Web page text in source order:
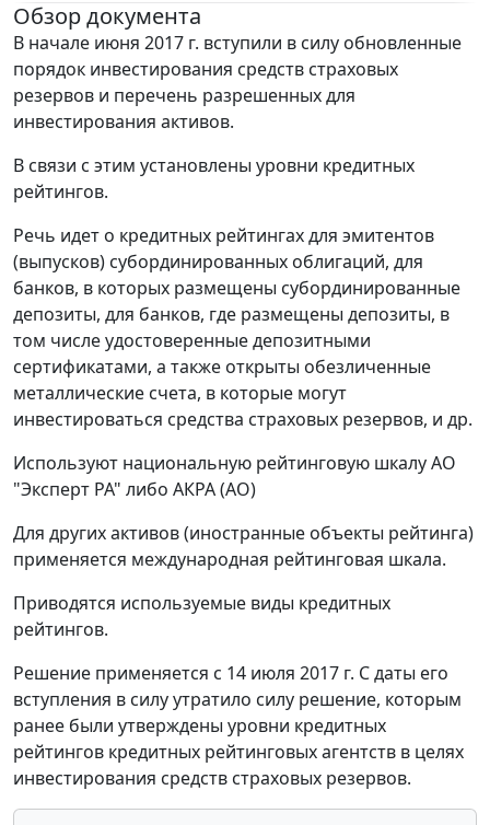
Обзор документа
В начале июня 2017 г. вступили в силу обновленные
порядок инвестирования средств страховых
резервов и перечень разрешенных для
инвестирования активов.
В связи с этим установлены уровни кредитных
рейтингов.
Речь идет о кредитных рейтингах для эмитентов
(выпусков) субординированных облигаций, для
банков, в которых размещены субординированные
депозиты, для банков, где размещены депозиты, в
том числе удостоверенные депозитными
сертификатами, а также открыты обезличенные
металлические счета, в которые могут
инвестироваться средства страховых резервов, и др.
Используют национальную рейтинговую шкалу АО
"Эксперт РА" либо АКРА (АО)
Для других активов (иностранные объекты рейтинга)
применяется международная рейтинговая шкала.
Приводятся используемые виды кредитных
рейтингов.
Решение применяется с 14 июля 2017 г. С даты его
вступления в силу утратило силу решение, которым
ранее были утверждены уровни кредитных
рейтингов кредитных рейтинговых агентств в целях
инвестирования средств страховых резервов.